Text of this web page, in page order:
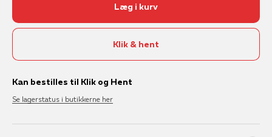
Læg i kurv
Klik & hent
Kan bestilles til Klik og Hent
Se lagerstatus i butikkerne her